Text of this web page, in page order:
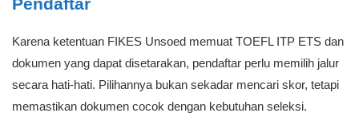
Deadline Gelombang 2: 10 Juni–10 Juli
2026
Untuk Gelombang 2, jadwal resmi yang tercantum adalah10
Juni sampai 10 Juli 2026. Artinya, calon pendaftar perlu